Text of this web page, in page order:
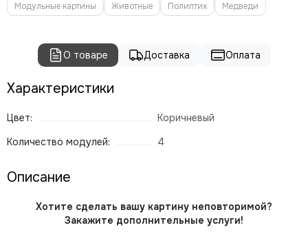
Модульные картины Животные Полиптих Медведи
О товаре Доставка Оплата
Характеристики
Цвет:
Коричневый
Количество модулей:
4
Описание
Хотите сделать вашу картину неповторимой?
Закажите дополнительные услуги!